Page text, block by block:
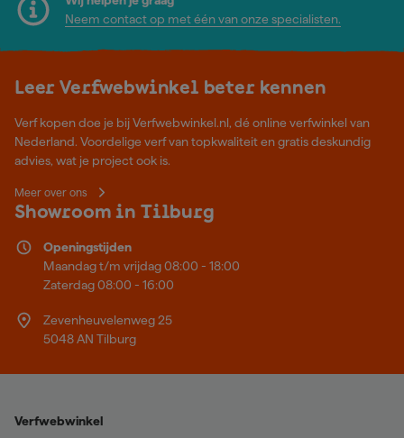
Neem contact op met één van onze specialisten.
Leer Verfwebwinkel beter kennen
Verf kopen doe je bij Verfwebwinkel.nl, dé online verfwinkel van
Nederland. Voordelige verf van topkwaliteit en gratis deskundig
advies, wat je project ook is.
Meer over ons
Showroom in Tilburg
Openingstijden
Maandag t/m vrijdag 08:00 - 18:00
Zaterdag 08:00 - 16:00
Zevenheuvelenweg 25
5048 AN Tilburg
Verfwebwinkel